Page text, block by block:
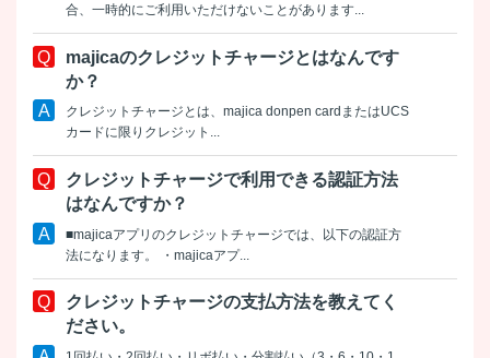
合、一時的にご利用いただけないことがあります...
majicaのクレジットチャージとはなんです
か？
クレジットチャージとは、majica donpen cardまたはUCS
カードに限りクレジット...
クレジットチャージで利用できる認証方法
はなんですか？
■majicaアプリのクレジットチャージでは、以下の認証方
法になります。 ・majicaアプ...
クレジットチャージの支払方法を教えてく
ださい。